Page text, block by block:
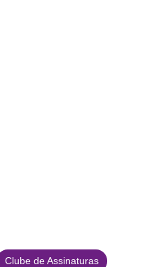
Clube de Assinaturas